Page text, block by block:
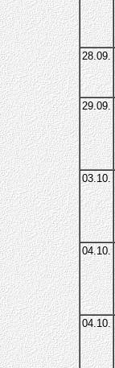
28.09.
29.09.
03.10.
04.10.
04.10.